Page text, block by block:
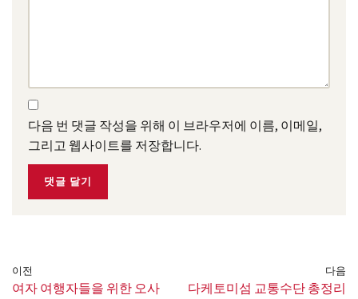
다음 번 댓글 작성을 위해 이 브라우저에 이름, 이메일,
그리고 웹사이트를 저장합니다.
이전
여자 여행자들을 위한 오사
다음
다케토미섬 교통수단 총정리